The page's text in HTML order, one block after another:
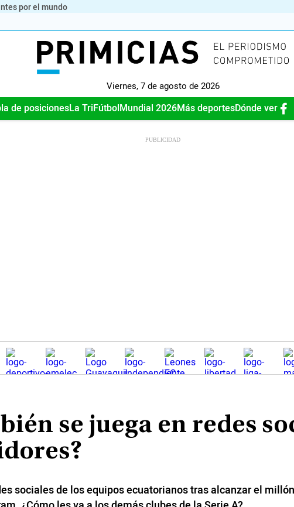
por el mundo
Viernes, 7 de agosto de 2026
de posicionesLa TriFútbolMundial 2026Más deportesDónde ver
se juega en redes
sociales de los equipos ecuatorianos tras alcanzar el millón